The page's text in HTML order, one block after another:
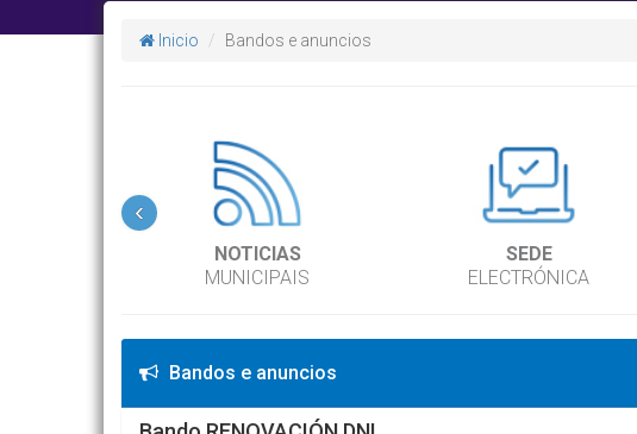
Inicio Bandos e anuncios
NOTICIAS
MUNICIPAIS
SEDE
ELECTRÓNICA
‹
Bandos e anuncios